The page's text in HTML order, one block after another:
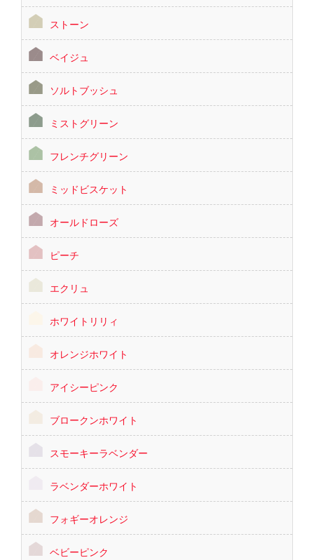
ストーン
ベイジュ
ソルトブッシュ
ミストグリーン
フレンチグリーン
ミッドビスケット
オールドローズ
ピーチ
エクリュ
ホワイトリリィ
オレンジホワイト
アイシーピンク
ブロークンホワイト
スモーキーラベンダー
ラベンダーホワイト
フォギーオレンジ
ベビーピンク